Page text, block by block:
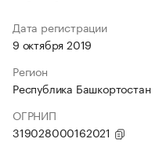
Дата регистрации
9 октября 2019
Регион
Республика Башкортостан
ОГРНИП
319028000162021